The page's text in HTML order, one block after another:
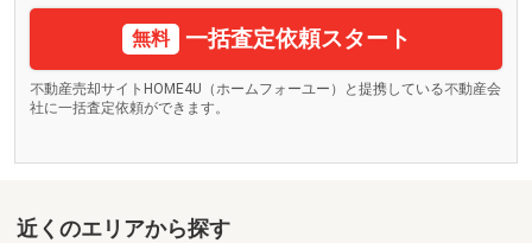
無料 一括査定依頼スタート
不動産売却サイトHOME4U（ホームフォーユー）と提携している不動産会
社に一括査定依頼ができます。
近くのエリアから探す